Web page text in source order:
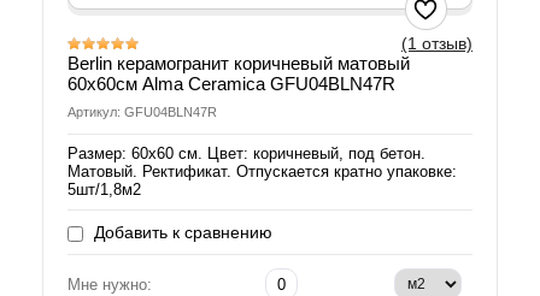
(1 отзыв)
Berlin керамогранит коричневый матовый
60х60см Alma Ceramica GFU04BLN47R
Артикул: GFU04BLN47R
Размер: 60х60 см. Цвет: коричневый, под бетон.
Матовый. Ректификат. Отпускается кратно упаковке:
5шт/1,8м2
Добавить к сравнению
Мне нужно: